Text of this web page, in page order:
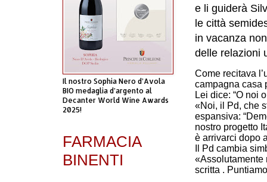
e li guiderà
le città
in vacanza
delle relazioni
Come recitava
campagna casa
Lei dice: “O noi
«Noi, il Pd, che
espansiva:
nostro progetto
è arrivarci dopo
Il Pd cambia
«Assolutamente
scritta .
Il nostro Sophia Nero d’Avola
BIO medaglia d’argento al
Decanter World Wine Awards
2025!
FARMACIA
BINENTI